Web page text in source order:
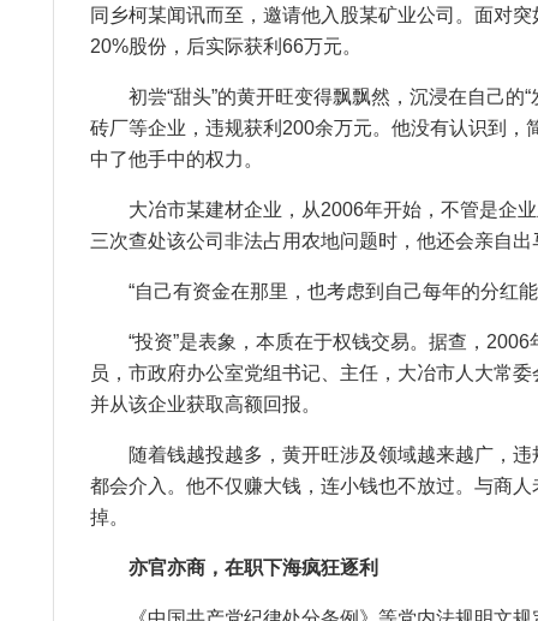
同乡柯某闻讯而至，邀请他入股某矿业公司。面对
20%股份，后实际获利66万元。
初尝“甜头”的黄开旺变得飘飘然，沉浸在自己的“
砖厂等企业，违规获利200余万元。他没有认识到
中了他手中的权力。
大冶市某建材企业，从2006年开始，不管是企业
三次查处该公司非法占用农地问题时，他还会亲自
“自己有资金在那里，也考虑到自己每年的分红能
“投资”是表象，本质在于权钱交易。据查，2006
员，市政府办公室党组书记、主任，大冶市人大常
并从该企业获取高额回报。
随着钱越投越多，黄开旺涉及领域越来越广，违
都会介入。他不仅赚大钱，连小钱也不放过。与商
掉。
亦官亦商，在职下海疯狂逐利